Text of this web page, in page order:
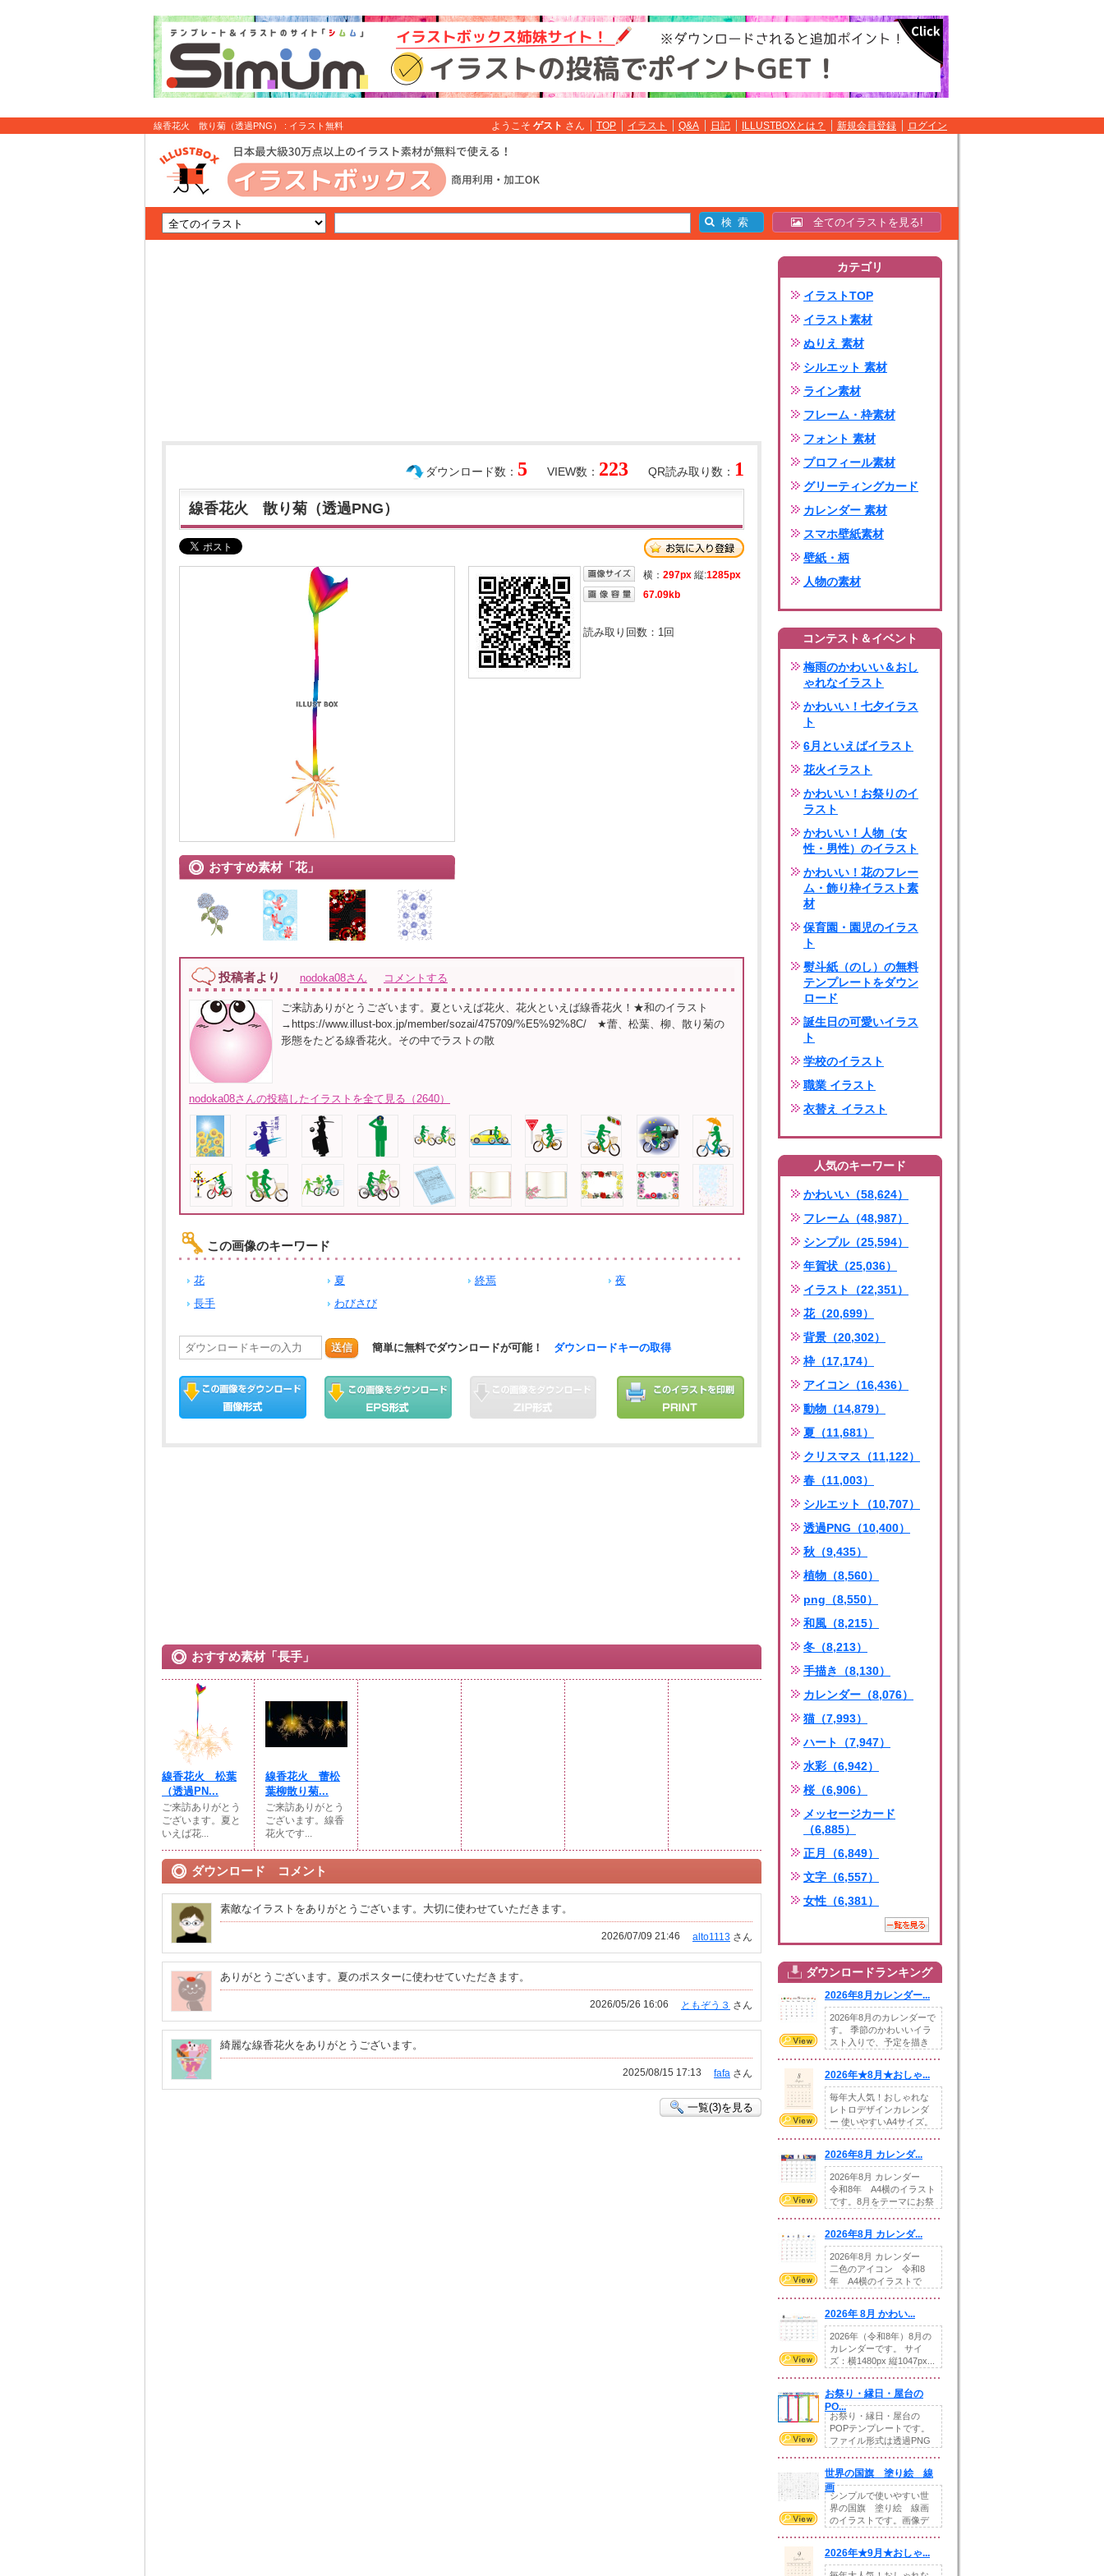
線香花火 散り菊（透過PNG） : イラスト無料 ようこそ ゲスト さん TOP イラスト Q&A 日記 ILLUSTBOXとは？ 新規会員登録 ログイン
全てのイラストを見る!
QR読み取り数： 1
VIEW数： 223
ダウンロード数： 5
線香花火 散り菊（透過PNG）
おすすめ素材「花」
横： 297px 縦:1285px
67.09kb
読み取り回数： 1回
投稿者より nodoka08さん コメントする
ご来訪ありがとうございます。夏といえば花火、花火といえば線香花火！★和のイラスト
→https://www.illust-box.jp/member/sozai/475709/%E5%92%8C/ ★蕾、松葉、柳、散り菊の
形態をたどる線香花火。その中でラストの散
nodoka08さんの投稿したイラストを全て見る（2640）
この画像のキーワード
花 夏 終焉
夜
長手
わびさび
送信 簡単に無料でダウンロードが可能！ ダウンロードキーの取得
おすすめ素材「長手」
線香花火 松葉
（透過PN...
ご来訪ありがとう
ございます。夏と
いえば花...
線香花火 蕾松
葉柳散り菊...
ご来訪ありがとう
ございます。線香
花火です...
ダウンロード コメント
素敵なイラストをありがとうございます。大切に使わせていただきます。
alto1113 さん
2026/07/09 21:46
ありがとうございます。夏のポスターに使わせていただきます。
ともぞう３ さん
2026/05/26 16:06
綺麗な線香花火をありがとうございます。
fafa さん
2025/08/15 17:13
一覧(3)を見る
カテゴリ
イラストTOP
イラスト素材
ぬりえ 素材
シルエット 素材
ライン素材
フレーム・枠素材
フォント 素材
プロフィール素材
グリーティングカード
カレンダー 素材
スマホ壁紙素材
壁紙・柄
人物の素材
コンテスト＆イベント
梅雨のかわいい＆おし
ゃれなイラスト
かわいい！七夕イラス
ト
6月といえばイラスト
花火イラスト
かわいい！お祭りのイ
ラスト
かわいい！人物（女
性・男性）のイラスト
かわいい！花のフレー
ム・飾り枠イラスト素
材
保育園・園児のイラス
ト
熨斗紙（のし）の無料
テンプレートをダウン
ロード
誕生日の可愛いイラス
ト
学校のイラスト
職業 イラスト
衣替え イラスト
人気のキーワード
かわいい（58,624）
フレーム（48,987）
シンプル（25,594）
年賀状（25,036）
イラスト（22,351）
花（20,699）
背景（20,302）
枠（17,174）
アイコン（16,436）
動物（14,879）
夏（11,681）
クリスマス（11,122）
春（11,003）
シルエット（10,707）
透過PNG（10,400）
秋（9,435）
植物（8,560）
png（8,550）
和風（8,215）
冬（8,213）
手描き（8,130）
カレンダー（8,076）
猫（7,993）
ハート（7,947）
水彩（6,942）
桜（6,906）
メッセージカード
（6,885）
正月（6,849）
文字（6,557）
女性（6,381）
ダウンロードランキング
2026年8月カレンダー...
2026年8月のカレンダーで
す。 季節のかわいいイラ
スト入りで、予定を描き
2026年★8月★おしゃ...
毎年大人気！おしゃれな
レトロデザインカレンダ
ー 使いやすいA4サイズ。
2026年8月 カレンダ...
2026年8月 カレンダー
令和8年 A4横のイラスト
です。8月をテーマにお祭
2026年8月 カレンダ...
2026年8月 カレンダー
二色のアイコン 令和8
年 A4横のイラストで
2026年 8月 かわい...
2026年（令和8年）8月の
カレンダーです。 サイ
ズ：横1480px 縦1047px...
お祭り・縁日・屋台の
PO...
お祭り・縁日・屋台の
POPテンプレートです。
ファイル形式は透過PNG
世界の国旗 塗り絵 線
画
シンプルで使いやすい世
界の国旗 塗り絵 線画
のイラストです。画像デ
2026年★9月★おしゃ...